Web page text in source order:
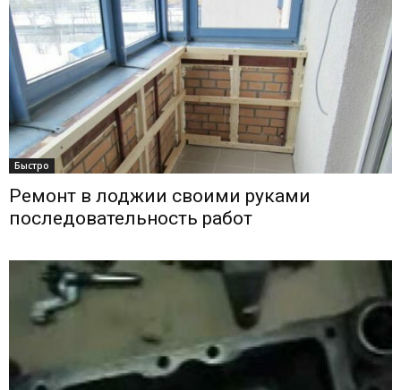
Быстро
Ремонт в лоджии своими руками
последовательность работ